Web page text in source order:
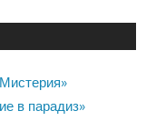
в парадиз»